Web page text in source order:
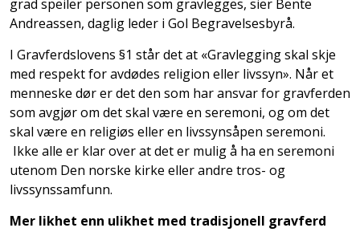
grad speiler personen som gravlegges, sier Bente
Andreassen, daglig leder i Gol Begravelsesbyrå.
I Gravferdslovens §1 står det at «Gravlegging skal skje
med respekt for avdødes religion eller livssyn». Når et
menneske dør er det den som har ansvar for gravferden
som avgjør om det skal være en seremoni, og om det
skal være en religiøs eller en livssynsåpen seremoni.
Ikke alle er klar over at det er mulig å ha en seremoni
utenom Den norske kirke eller andre tros- og
livssynssamfunn.
Mer likhet enn ulikhet med tradisjonell gravferd